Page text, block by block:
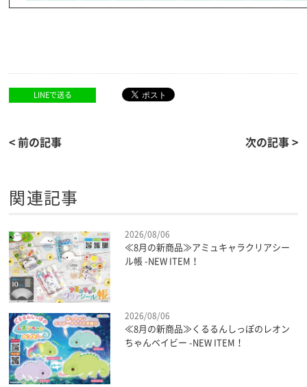
LINEで送る
< 前の記事 次の記事 >
関連記事
2026/08/06
≪8月の新商品≫アミュキャラクリアシー
ル帳 -NEW ITEM！
2026/08/06
≪8月の新商品≫くるるんしっぽのレオン
ちゃんベイビー -NEW ITEM！